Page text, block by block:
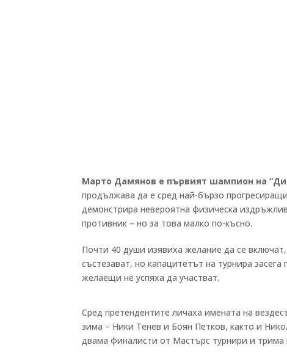
Марто Дамянов е първият шампион на
продължава да е сред най-бързо
демонстрира невероятна физическа
противник – но за това малко по-късно.
Почти 40 души изявиха желание да се
състезават, но капацитетът на турнира
желаещи не успяха да участват.
Сред претендентите личаха имената на
зима – Ники Тенев и Боян Петков, както и
двама финалисти от Мастърс турнири и